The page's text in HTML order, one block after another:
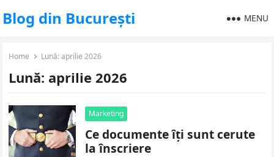
Blog din București MENU
Home Lună:aprilie 2026
Lună: aprilie 2026
Marketing
Ce documente îți sunt cerute
la înscriere